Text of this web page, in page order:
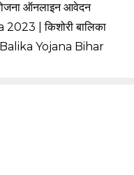
ऑनलाइन आवेदन
| किशोरी बालिका
Balika Yojana Bihar